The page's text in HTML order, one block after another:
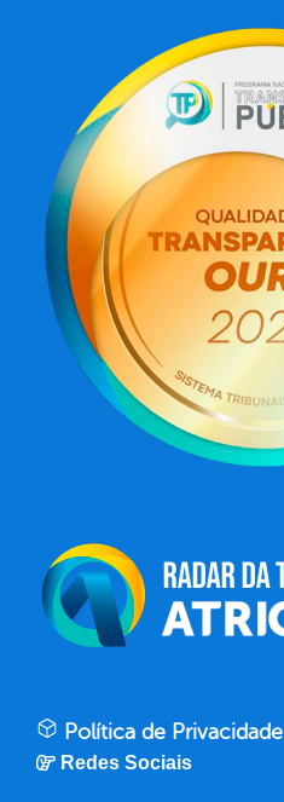
Política de Privacidade
Redes Sociais